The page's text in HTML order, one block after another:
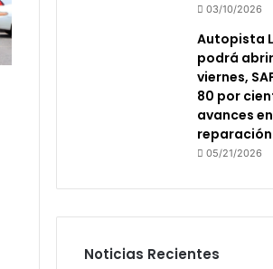
03/10/2026
Autopista
podrá
viernes,
80 por
avances
reparación
05/21/2026
Noticias Recientes